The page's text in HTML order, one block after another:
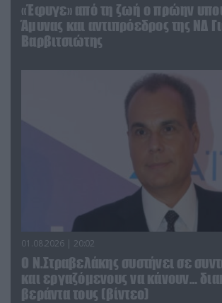
«Έφυγε» από τη ζωή ο πρώην
Άμυνας και αντιπρόεδρος της ΝΔ
Βαρβιτσιώτης
01.08.2026 | 20:02
Ο Ν.Στραβελάκης συστήνει σε
και εργαζόμενους να κάνουν…
βεράντα τους (βίντεο)